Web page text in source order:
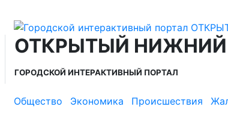
ОТКРЫТЫЙ НИЖНИЙ
ГОРОДСКОЙ ИНТЕРАКТИВНЫЙ ПОРТАЛ
Общество Экономика Происшествия